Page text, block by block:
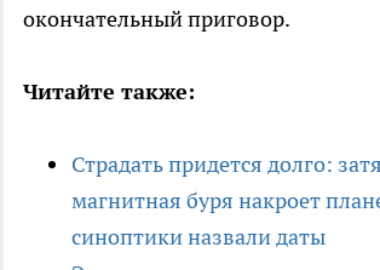
окончательный приговор.
Читайте также:
Страдать придется долго:
магнитная буря накроет
синоптики назвали даты